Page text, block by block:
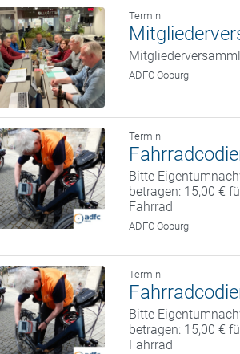
Termin
ADFC Coburg
Termin
Bitte
betragen: 15,00 €
Fahrrad
ADFC Coburg
Termin
Bitte
betragen: 15,00 €
Fahrrad